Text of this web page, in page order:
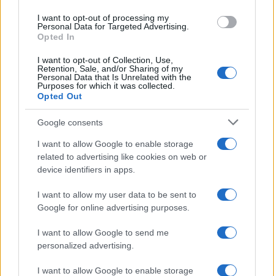
I want to opt-out of processing my
Personal Data for Targeted Advertising.
Opted In
I want to opt-out of Collection, Use,
Retention, Sale, and/or Sharing of my
Personal Data that Is Unrelated with the
Purposes for which it was collected.
Opted Out
Google consents
I want to allow Google to enable storage
related to advertising like cookies on web or
device identifiers in apps.
I want to allow my user data to be sent to
Google for online advertising purposes.
I want to allow Google to send me
personalized advertising.
I want to allow Google to enable storage
Continua a leggere